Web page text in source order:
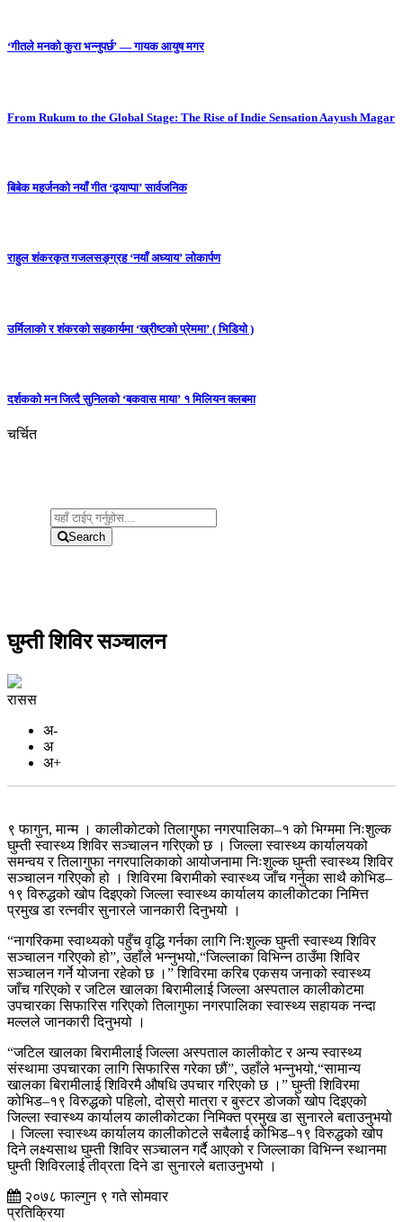
‘गीतले मनको कुरा भन्नुपर्छ’ — गायक आयुष मगर
From Rukum to the Global Stage: The Rise of Indie Sensation Aayush Magar
बिबेक महर्जनको नयाँ गीत ‘ढ्याप्पा’ सार्वजनिक
राहुल शंकरकृत गजलसङ्ग्रह ‘नयाँ अध्याय’ लोकार्पण
उर्मिलाको र शंकरको सहकार्यमा ‘ख्रीष्टको प्रेममा’ ( भिडियो )
दर्शकको मन जित्दै सुनिलको ‘बकवास माया’ १ मिलियन क्लबमा
चर्चित
Search
घुम्ती शिविर सञ्चालन
रासस
अ-
अ
अ+
९ फागुन, मान्म । कालीकोटको तिलागुफा नगरपालिका–१ को भिग्ममा निःशुल्क
घुम्ती स्वास्थ्य शिविर सञ्चालन गरिएको छ । जिल्ला स्वास्थ्य कार्यालयको
समन्वय र तिलागुफा नगरपालिकाको आयोजनामा निःशुल्क घुम्ती स्वास्थ्य शिविर
सञ्चालन गरिएको हो । शिविरमा बिरामीको स्वास्थ्य जाँच गर्नुका साथै कोभिड–
१९ विरुद्धको खोप दिइएको जिल्ला स्वास्थ्य कार्यालय कालीकोटका निमित्त
प्रमुख डा रत्नवीर सुनारले जानकारी दिनुभयो ।
“नागरिकमा स्वाथ्यको पहुँच वृद्धि गर्नका लागि निःशुल्क घुम्ती स्वास्थ्य शिविर
सञ्चालन गरिएको हो”, उहाँले भन्नुभयो,“जिल्लाका विभिन्न ठाउँमा शिविर
सञ्चालन गर्ने योजना रहेको छ ।” शिविरमा करिब एकसय जनाको स्वास्थ्य
जाँच गरिएको र जटिल खालका बिरामीलाई जिल्ला अस्पताल कालीकोटमा
उपचारका सिफारिस गरिएको तिलागुफा नगरपालिका स्वास्थ्य सहायक नन्दा
मल्लले जानकारी दिनुभयो ।
“जटिल खालका बिरामीलाई जिल्ला अस्पताल कालीकोट र अन्य स्वास्थ्य
संस्थामा उपचारका लागि सिफारिस गरेका छौं”, उहाँले भन्नुभयो,“सामान्य
खालका बिरामीलाई शिविरमै औषधि उपचार गरिएको छ ।” घुम्ती शिविरमा
कोभिड–१९ विरुद्धको पहिलो, दोस्रो मात्रा र बुस्टर डोजको खोप दिइएको
जिल्ला स्वास्थ्य कार्यालय कालीकोटका निमिक्त प्रमुख डा सुनारले बताउनुभयो
। जिल्ला स्वास्थ्य कार्यालय कालीकोटले सबैलाई कोभिड–१९ विरुद्धको खोप
दिने लक्ष्यसाथ घुम्ती शिविर सञ्चालन गर्दै आएको र जिल्लाका विभिन्न स्थानमा
घुम्ती शिविरलाई तीव्रता दिने डा सुनारले बताउनुभयो ।
२०७८ फाल्गुन ९ गते सोमवार
प्रतिक्रिया